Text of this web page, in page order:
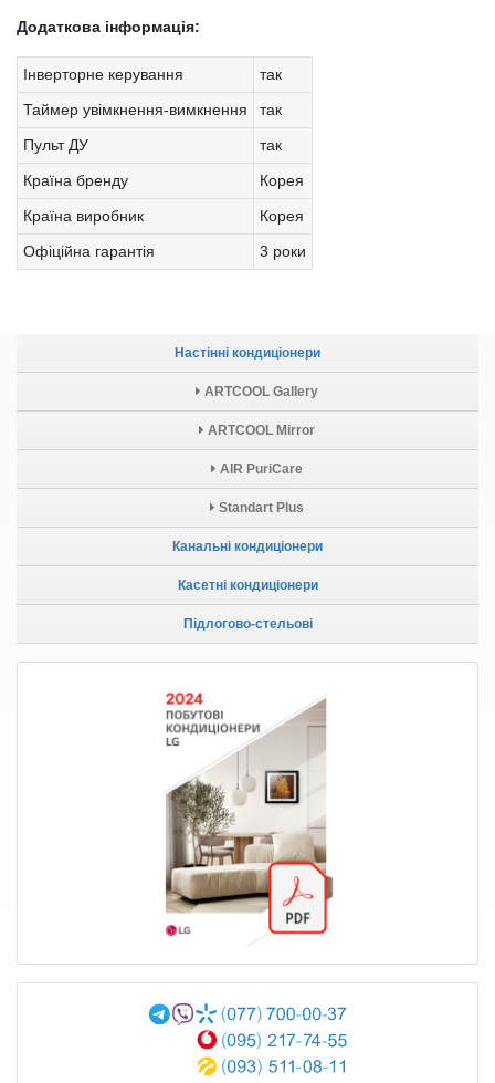
Настінні кондиціонери
ARTCOOL Gallery
ARTCOOL Mirror
AIR PuriCare
Standart Plus
Канальні кондиціонери
Касетні кондиціонери
Підлогово-стельові
Додаткова інформація:
Інверторне керування
так
Таймер увімкнення-вимкнення
так
Пульт ДУ
так
Країна бренду
Корея
Країна виробник
Корея
Офіційна гарантія
3 роки